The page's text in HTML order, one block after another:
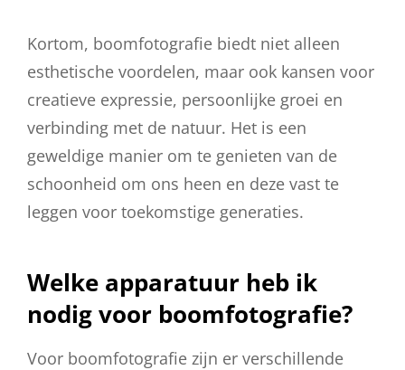
Kortom, boomfotografie biedt niet alleen
esthetische voordelen, maar ook kansen voor
creatieve expressie, persoonlijke groei en
verbinding met de natuur. Het is een
geweldige manier om te genieten van de
schoonheid om ons heen en deze vast te
leggen voor toekomstige generaties.
Welke apparatuur heb ik
nodig voor boomfotografie?
Voor boomfotografie zijn er verschillende